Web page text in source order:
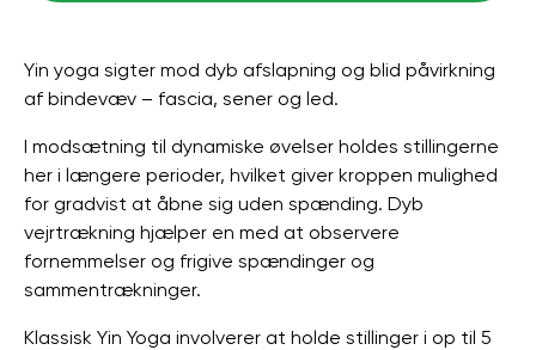
Yin yoga sigter mod dyb afslapning og blid påvirkning
af bindevæv – fascia, sener og led.
I modsætning til dynamiske øvelser holdes stillingerne
her i længere perioder, hvilket giver kroppen mulighed
for gradvist at åbne sig uden spænding. Dyb
vejrtrækning hjælper en med at observere
fornemmelser og frigive spændinger og
sammentrækninger.
Klassisk Yin Yoga involverer at holde stillinger i op til 5